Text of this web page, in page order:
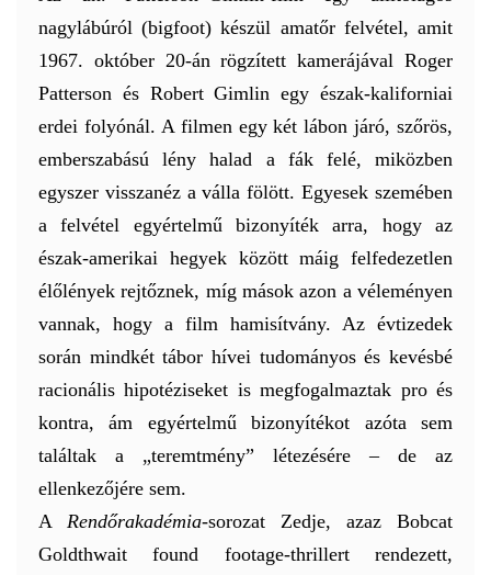
nagylábúról (bigfoot) készül amatőr felvétel, amit
1967. október 20-án rögzített kamerájával Roger
Patterson és Robert Gimlin egy észak-kaliforniai
erdei folyónál. A filmen egy két lábon járó, szőrös,
emberszabású lény halad a fák felé, miközben
egyszer visszanéz a válla fölött. Egyesek szemében
a felvétel egyértelmű bizonyíték arra, hogy az
észak-amerikai hegyek között máig felfedezetlen
élőlények rejtőznek, míg mások azon a véleményen
vannak, hogy a film hamisítvány. Az évtizedek
során mindkét tábor hívei tudományos és kevésbé
racionális hipotéziseket is megfogalmaztak pro és
kontra, ám egyértelmű bizonyítékot azóta sem
találtak a „teremtmény” létezésére – de az
ellenkezőjére sem.
A Rendőrakadémia-sorozat Zedje, azaz Bobcat
Goldthwait found footage-thrillert rendezett,